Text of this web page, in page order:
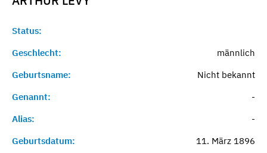
Status:
Geschlecht:
männlich
Geburtsname:
Nicht bekannt
Genannt:
-
Alias:
-
Geburtsdatum:
11. März 1896